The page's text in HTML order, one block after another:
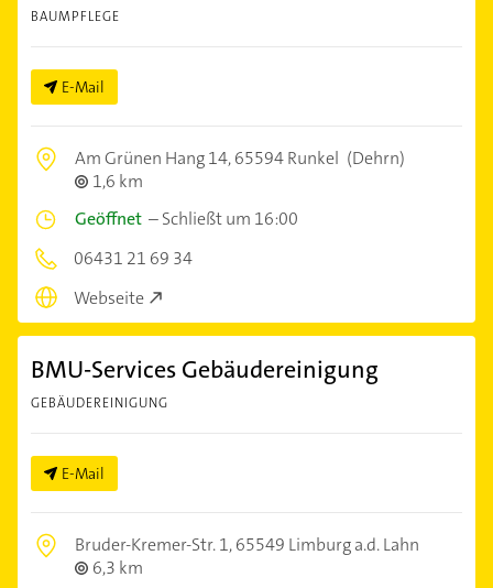
BAUMPFLEGE
E-Mail
Am Grünen Hang 14,65594 Runkel (Dehrn)
1,6 km
Geöffnet –Schließt um 16:00
06431 21 69 34
Webseite
BMU-Services Gebäudereinigung
GEBÄUDEREINIGUNG
E-Mail
Bruder-Kremer-Str. 1,65549 Limburg a.d. Lahn
6,3 km